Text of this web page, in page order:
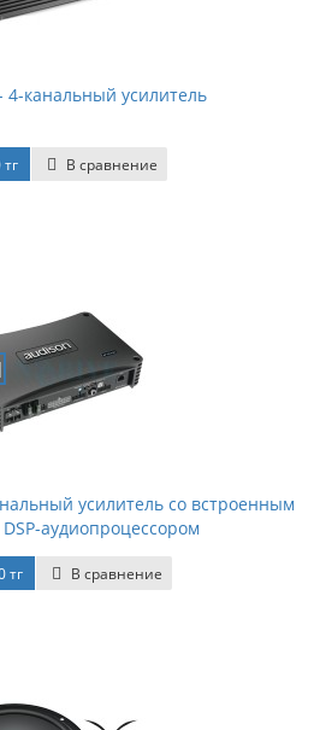
4-канальный усилитель
В сравнение
усилитель со встроенным
аудиопроцессором
тг В сравнение